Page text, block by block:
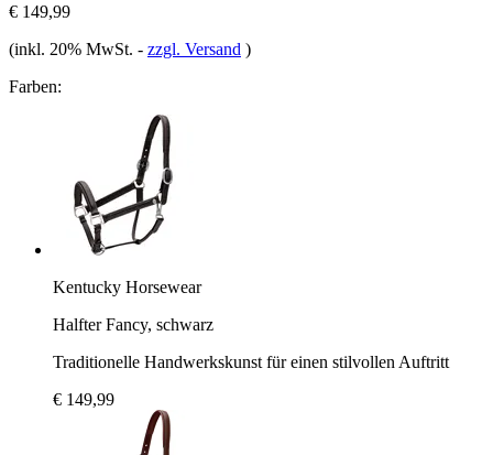
€ 149,99
(inkl. 20% MwSt. - zzgl. Versand )
Farben:
Kentucky Horsewear
Halfter Fancy, schwarz
Traditionelle Handwerkskunst für einen stilvollen Auftritt
€ 149,99